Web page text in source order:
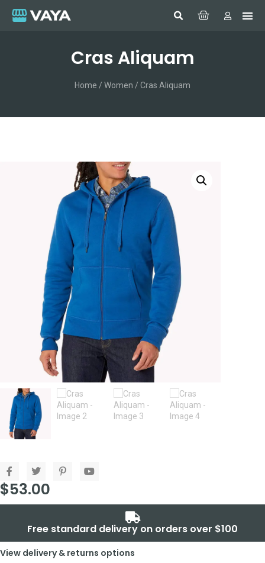
Cras Aliquam
Home / Women / Cras Aliquam
$53.00
Free standard delivery on orders over $100
View delivery & returns options